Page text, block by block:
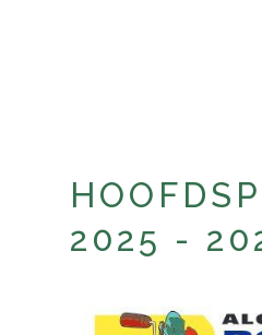
2025 -